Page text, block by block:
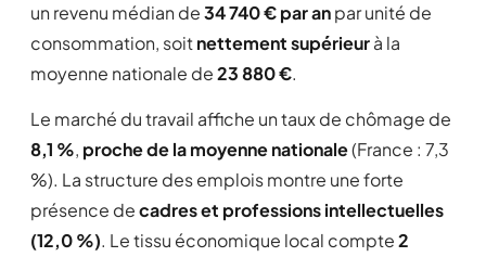
un revenu médian de34 740 € par anpar unité de
consommation, soitnettement supérieurà la
moyenne nationale de23 880 €.
Le marché du travail affiche un taux de chômage de
8,1 %, proche de la moyenne nationale(France : 7,3
%). La structure des emplois montre une forte
présence decadres et professions intellectuelles
(12,0 %). Le tissu économique local compte2